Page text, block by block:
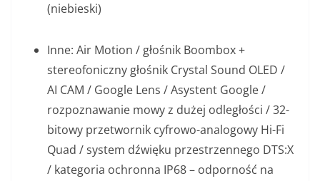
(niebieski)
Inne: Air Motion / głośnik Boombox +
stereofoniczny głośnik Crystal Sound OLED /
AI CAM / Google Lens / Asystent Google /
rozpoznawanie mowy z dużej odległości / 32-
bitowy przetwornik cyfrowo-analogowy Hi-Fi
Quad / system dźwięku przestrzennego DTS:X
/ kategoria ochronna IP68 – odporność na